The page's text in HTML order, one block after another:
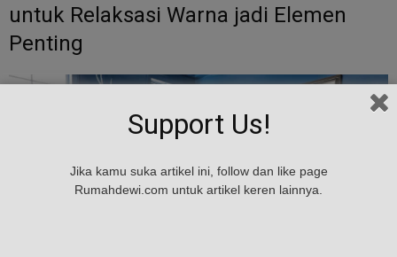
untuk Relaksasi Warna jadi Elemen
Penting
Support Us!
Jika kamu suka artikel ini, follow dan like page
Rumahdewi.com untuk artikel keren lainnya.